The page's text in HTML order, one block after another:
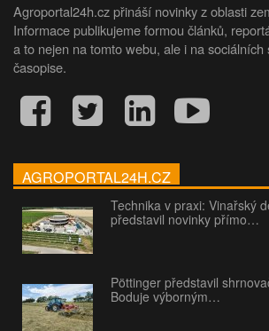
Agroportal24h.cz přináší novinky z oblasti
Informace publikujeme formou článků,
a to nejen na tomto webu, ale i na sociálních
časopise.
AGROPORTAL24H.CZ
Technika v praxi: Vinařský
představil novinky přímo…
Pöttinger představil
Boduje výborným…